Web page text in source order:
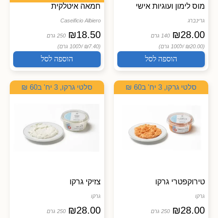
מוס לימון ועוגיות אישי
גרינברג
₪28.00
140 גרם
(₪20.00 /
ל100 גרם)
הוספה לסל
חמאה איטלקית
Caseificio Albiero
₪18.50
250 גרם
(₪7.40 /
ל100 גרם)
הוספה לסל
סלטי גרקו, 3 יח' ב60 ₪
טירוקפטרי גרקו
גרקו
₪28.00
250 גרם
סלטי גרקו, 3 יח' ב60 ₪
צזיקי גרקו
גרקו
₪28.00
250 גרם